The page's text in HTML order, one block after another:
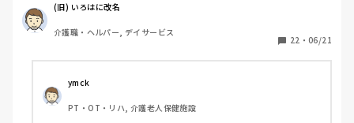
当時、現場にいた関係者に事情聴取をした結果、 レクリエ
ーションも止まらなかったし、誰も仲裁には来なかったので
結論がでたのに、この看護師『 周りがなんと言っても、私
は、あの時、大声を出されて恐怖を感じた』とずっと言い続
けていて、この話を境に、敵意というより憎悪をむき出しに
するようになってきました。
(旧) いろはに改名
介護職・ヘルパー, デイサービス
22 ・ 06/21
ymck
PT・OT・リハ, 介護老人保健施設